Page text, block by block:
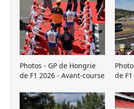
Photos - GP de Hongrie
de F1 2026 - Avant-course
de